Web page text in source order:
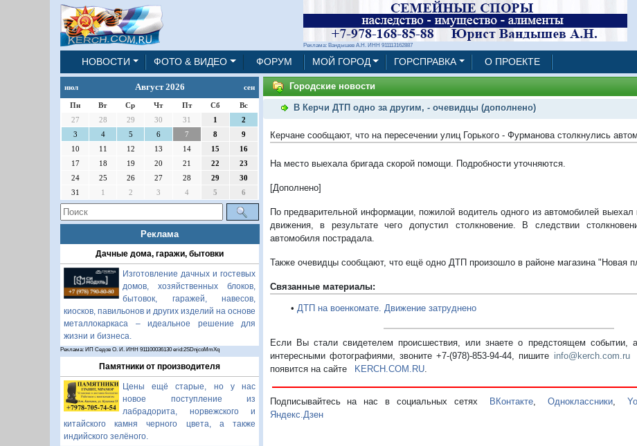
Реклама: Вандышев А.Н. ИНН 911113162887
НОВОСТИ ФОТО & ВИДЕО ФОРУМ МОЙ ГОРОД ГОРСПРАВКА О ПРОЕКТЕ
июл Август 2026 сен
Пн Вт Ср Чт Пт Сб
Вс
27
28 29 30 31 1
2
3
4 5 6 7 8
9
10
11 12 13 14 15
16
17
18 19 20 21 22
23
24
25 26 27 28 29
30
31
1 2 3 4 5 6
Реклама
Дачные дома, гаражи, бытовки
Изготовление дачных и гостевых
домов, хозяйственных блоков,
бытовок, гаражей, навесов,
киосков, павильонов и других изделий на основе
металлокаркаса – идеальное решение для
жизни и бизнеса.
Реклама: ИП Седов О. И. ИНН 911100036130 erid:2SDnjcoMmXq
Памятники от производителя
Цены ещё старые, но у нас
новое поступление из
лабрадорита, норвежского и
китайского камня черного цвета, а также
индийского зелёного.
Городские новости
В Керчи ДТП одно за другим, - очевидцы (дополнено)
Керчане сообщают, что на пересечении улиц Горького - Фурманова столкнулись
На место выехала бригада скорой помощи. Подробности уточняются.
[Дополнено]
По предварительной информации, пожилой водитель одного из автомобилей выехал
движения, в результате чего допустил столкновение. В следствии
автомобиля пострадала.
Также очевидцы сообщают, что ещё одно ДТП произошло в районе магазина "Новая
Связанные материалы:
• ДТП на военкомате. Движение затруднено
Если Вы стали свидетелем происшествия, или знаете о предстоящем событии, а
интересными фотографиями, звоните +7-(978)-853-94-44, пишите info@kerch.com.ru
появится на сайте KERCH.COM.RU.
Подписывайтесь на нас в социальных сетях ВКонтакте Одноклассники ,
Яндекс.Дзен